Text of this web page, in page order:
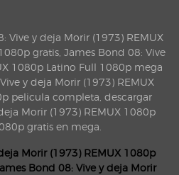
Vive y deja Morir (1973) REMUX
gratis, James Bond 08: Vive
1080p Latino Full 1080p mega
y deja Morir (1973) REMUX
pelicula completa, descargar
Morir (1973) REMUX 1080p
gratis en mega.
Morir (1973) REMUX 1080p
Bond 08: Vive y deja Morir